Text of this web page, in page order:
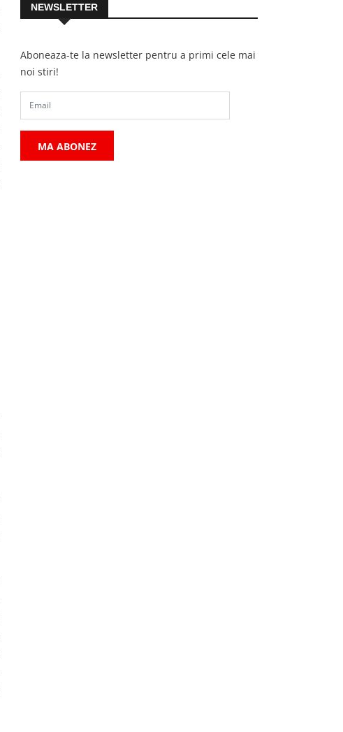
NEWSLETTER
Aboneaza-te la newsletter pentru a primi cele mai
noi stiri!
MA ABONEZ